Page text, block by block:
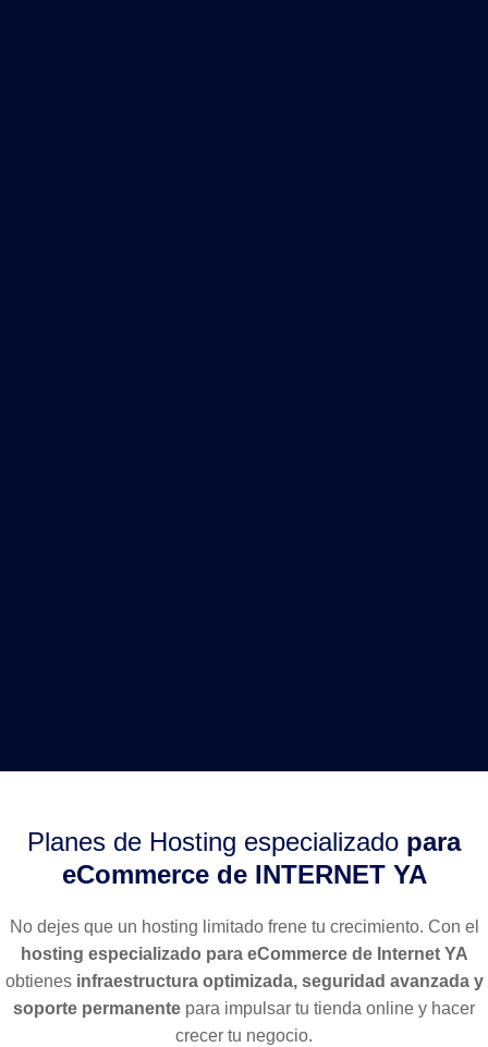
Planes de Hosting especializado para
eCommerce de INTERNET YA
No dejes que un hosting limitado frene tu crecimiento. Con el
hosting especializado para eCommerce de Internet YA
obtienes infraestructura optimizada, seguridad avanzada y
soporte permanente para impulsar tu tienda online y hacer
crecer tu negocio.